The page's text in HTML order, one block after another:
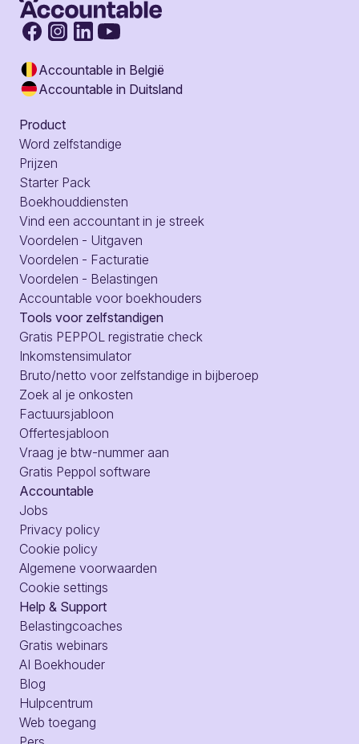
Accountable in België
Accountable in Duitsland
Product
Word zelfstandige
Prijzen
Starter Pack
Boekhouddiensten
Vind een accountant in je streek
Voordelen - Uitgaven
Voordelen - Facturatie
Voordelen - Belastingen
Accountable voor boekhouders
Tools voor zelfstandigen
Gratis PEPPOL registratie check
Inkomstensimulator
Bruto/netto voor zelfstandige in bijberoep
Zoek al je onkosten
Factuursjabloon
Offertesjabloon
Vraag je btw-nummer aan
Gratis Peppol software
Accountable
Jobs
Privacy policy
Cookie policy
Algemene voorwaarden
Cookie settings
Help & Support
Belastingcoaches
Gratis webinars
AI Boekhouder
Blog
Hulpcentrum
Web toegang